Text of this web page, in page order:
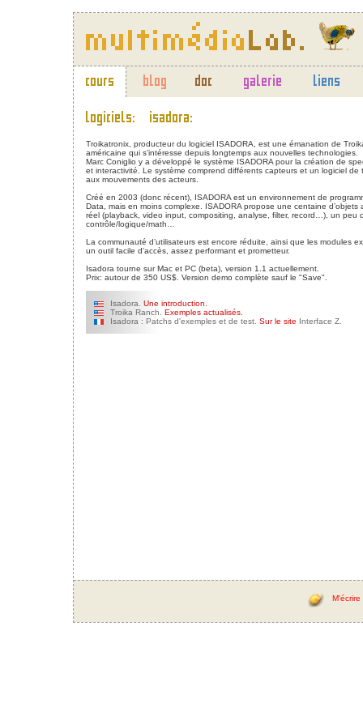
Troikatronix, producteur du logiciel ISADORA, est une émanation de
américaine qui s’intéresse depuis longtemps aux nouvelles technologies.
Marc Coniglio y a développé le système ISADORA pour la création de
et interactivité. Le système comprend différents capteurs et un logiciel
aux mouvements des acteurs.
Créé en 2003 (donc récent), ISADORA est un environnement de
Data, mais en moins complexe. ISADORA propose une centaine
réel (playback, video input, compositing, analyse, filter, record…), un peu
contrôle/logique/math…
La communauté d’utilisateurs est encore réduite, ainsi que les modules
un outil facile d'accès, assez performant et prometteur.
Isadora tourne sur Mac et PC (beta), version 1.1 actuellement.
Prix: autour de 350 US$. Version demo complète sauf le "Save".
Isadora.
Une introduction.
Troika Ranch.
Exemples actualisés.
Isadora : Patchs d'exemples et de test. Sur le site Interface Z.
M'écrire